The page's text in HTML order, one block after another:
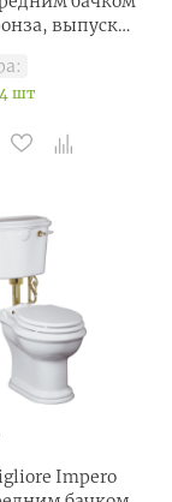
выпуск
шт
Impero